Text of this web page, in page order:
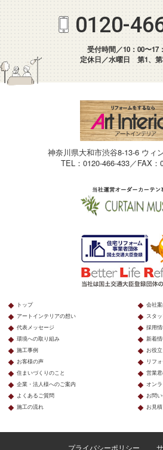
0120-
受付時間／10：00〜17
定休日／水曜日 第1、第
神奈川県大和市渋谷8-13-6 ウィ
TEL：0120-466-433／FAX：
トップ
アートインテリアの想い
代表メッセージ
環境への取り組み
施工事例
お客様の声
住まいづくりのこと
企業・法人様へのご案内
よくあるご質問
施工の流れ
会社
スタ
採用
新着
お役
リフ
営業
オン
お問
お見積
プライバシーポリシー